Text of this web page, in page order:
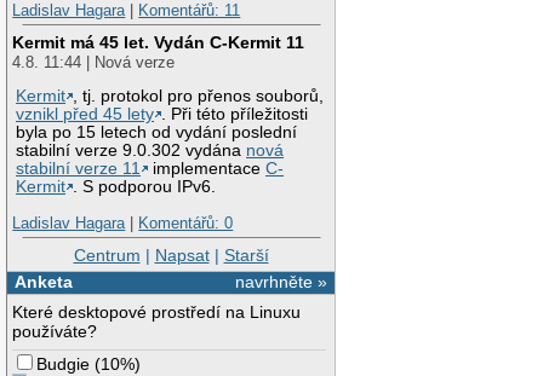
Ladislav Hagara| Komentářů: 11
Kermit má 45 let. Vydán C-Kermit 11
4.8. 11:44 | Nová verze
Kermit , tj. protokol pro přenos souborů,
vznikl před 45 lety . Při této příležitosti
byla po 15 letech od vydání poslední
stabilní verze 9.0.302 vydána nová
stabilní verze 11
implementaceC-
Kermit . S podporou IPv6.
Ladislav Hagara| Komentářů: 0
Centrum | Napsat| Starší
navrhněte »
Anketa
Které desktopové prostředí na Linuxu
používáte?
Budgie (10%)